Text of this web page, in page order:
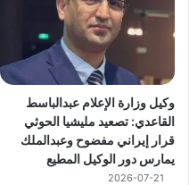
وكيل وزارة الإعلام عبدالباسط
القاعدي: تصعيد مليشيا الحوثي
قرار إيراني مفضوح وعبدالملك
يمارس دور الوكيل المطيع
2026-07-21